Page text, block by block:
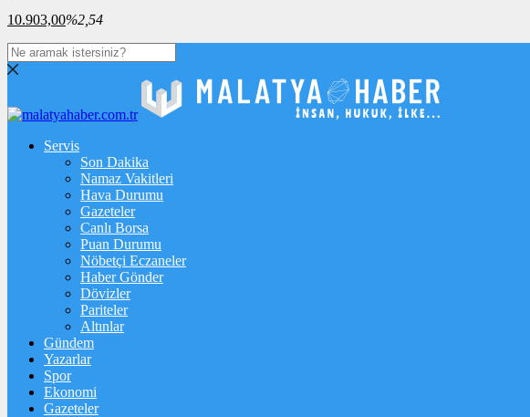
10.903,00%2,54
Servis
Son Dakika
Namaz Vakitleri
Hava Durumu
Gazeteler
Canlı Borsa
Puan Durumu
Nöbetçi Eczaneler
Haber Gönder
Dövizler
Pariteler
Altınlar
Gündem
Yazarlar
Spor
Ekonomi
Gazeteler